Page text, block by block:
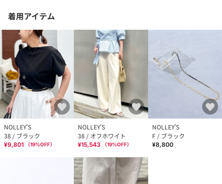
着用アイテム
NOLLEY'S
38 / ブラック
¥9,801 （19%OFF）
NOLLEY'S
38 / オフホワイト
¥15,543 （19%OFF）
NOLLEY'S
F / ブラック
¥8,800